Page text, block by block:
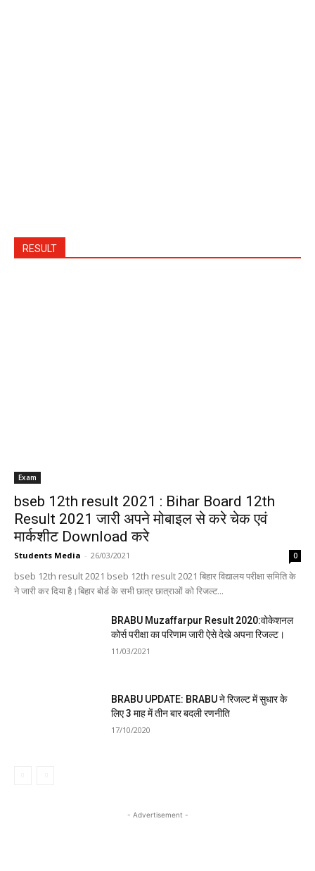
RESULT
Exam
bseb 12th result 2021 : Bihar Board 12th
Result 2021 जारी अपने मोबाइल से करे चेक एवं
मार्कशीट Download करे
Students Media - 26/03/2021 0
bseb 12th result 2021 bseb 12th result 2021 बिहार विद्यालय परीक्षा समिति के
ने जारी कर दिया है।बिहार बोर्ड के सभी छात्र छात्राओं को रिजल्ट...
BRABU Muzaffarpur Result 2020:वोकेशनल
कोर्स परीक्षा का परिणाम जारी ऐसे देखे अपना रिजल्ट।
11/03/2021
BRABU UPDATE: BRABU ने रिजल्ट में सुधार के
लिए 3 माह में तीन बार बदली रणनीति
17/10/2020
- Advertisement -